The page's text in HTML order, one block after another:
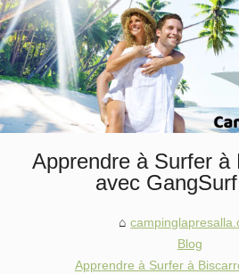
Apprendre à Surfer à
avec
Blog
Apprendre à Surfer à